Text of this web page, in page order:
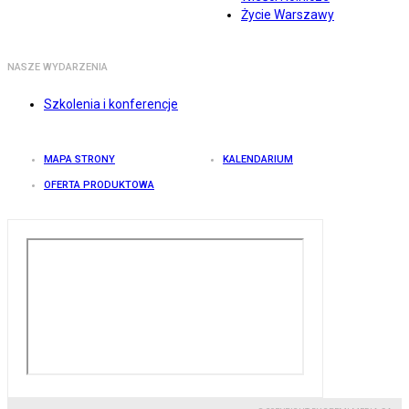
Życie Warszawy
NASZE WYDARZENIA
Szkolenia i konferencje
MAPA STRONY KALENDARIUM
OFERTA PRODUKTOWA